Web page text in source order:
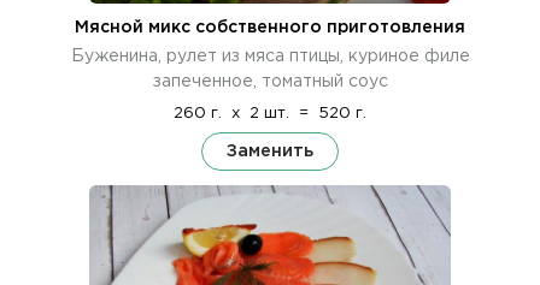
Мясной микс собственного приготовления
Буженина, рулет из мяса птицы, куриное филе
запеченное, томатный соус
260 г. x 2 шт. = 520 г.
Заменить